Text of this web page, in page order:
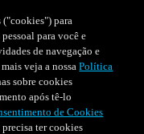
("cookies") para
para você e
de navegação e
mais veja a nossaPolítica
sobre cookies
após tê-lo
de Cookies
ter cookies